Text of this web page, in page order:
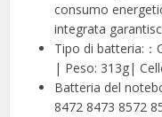
consumo
integrata
Tipo di batteria:：
| Peso: 313g|
Batteria del
8472 8473 8572